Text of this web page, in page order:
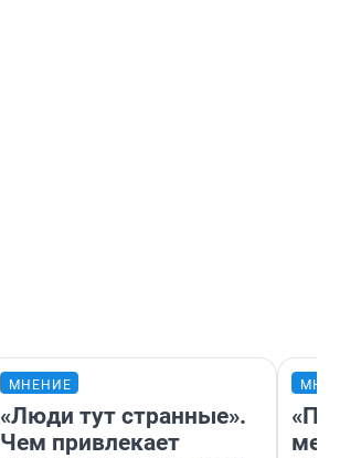
МНЕНИЕ
«Люди тут странные».
Чем привлекает